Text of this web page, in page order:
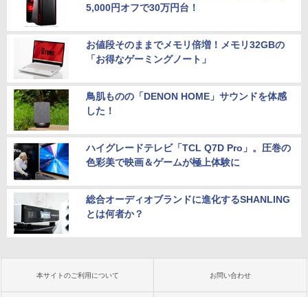
5,000円オフで30万円台！
お値段そのままでメモリ倍増！メモリ32GBの
「お得なゲーミングノート」
鳥肌ものの「DENON HOME」サウンドを体感
した！
ハイグレードテレビ「TCL Q7D Pro」。圧巻の
色彩美で映画＆ゲームが極上体験に
総合オーディオブランドに進化するSHANLING
とは何者か？
本サイトのご利用について お問い合わせ